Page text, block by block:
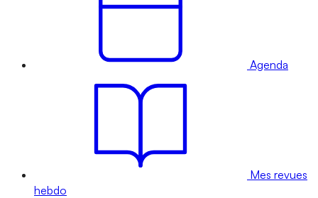
Agenda
Mes revues
hebdo